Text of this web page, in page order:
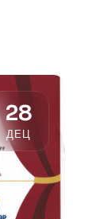
28
ДЕЦ